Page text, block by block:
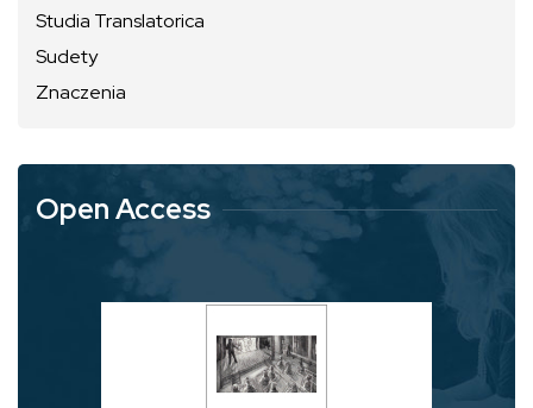
Studia Translatorica
Sudety
Znaczenia
Open Access